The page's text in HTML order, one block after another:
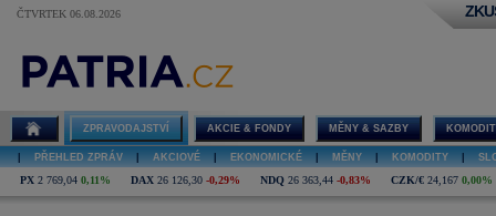
ČTVRTEK 06.08.2026
ZPRAVODAJSTVÍ AKCIE & FONDY MĚNY & SAZBY
PŘEHLED ZPRÁV AKCIOVÉ EKONOMICKÉ MĚNY KOMODITY
PX 2 769,04 0,11% DAX 26 126,30 -0,29% NDQ 26 363,44 -0,83% CZK/€ 24,167 0,00%